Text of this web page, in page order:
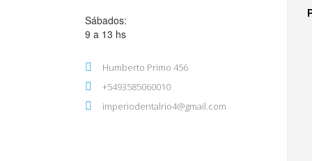
Sábados:
9 a 13 hs
Humberto Primo 456
+5493585060010
imperiodentalrio4@gmail.com